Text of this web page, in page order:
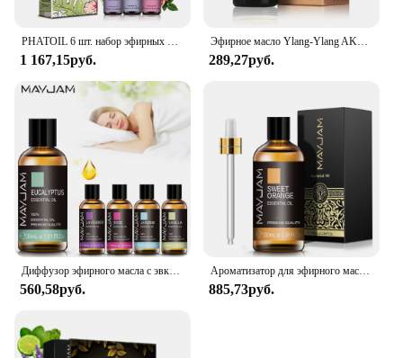
1 167,15руб. 289,27руб.
560,58руб.
Ароматизатор для эфирного масла ванильного эвкалипта, 100 мл
885,73руб.